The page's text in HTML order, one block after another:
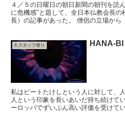
４／５の日曜日の朝日新聞の朝刊を読
に危機感"と題して、全日本仏教会長
長）の記事があった。 僧侶の立場から
4.スタッフ便り HANA-
私はビートたけしという人に対して、
人という印象を長いあいだ持ち続けて
ーロッパでずいぶん高い評価を受けて